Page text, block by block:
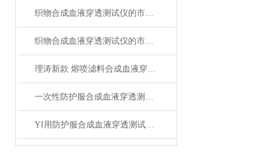
织物合成血液穿透测试仪的市场需求与未来发展前景
织物合成血液穿透测试仪的市场分析与未来展望
理涛新款 熔喷滤料合成血液穿透测试仪 YY 0469-2011 技术参数
一次性防护服合成血液穿透测试仪 产品优势是什么？上海理涛告诉你
YI用防护服合成血液穿透测试仪 有什么技术优势？来上海理涛一探究竟！